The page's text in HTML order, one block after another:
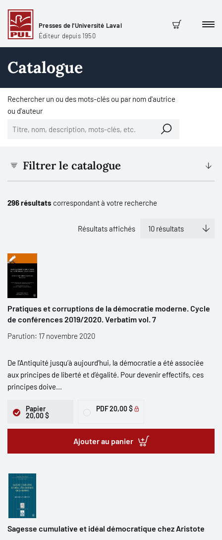
Presses de l'Université Laval
Éditeur depuis 1950
Panier
Catalogue
Rechercher un ou des mots-clés ou par nom d'autrice
ou d'auteur
Filtrer le catalogue
296 résultats correspondant à votre recherche
Résultats affichés
Pratiques et corruptions de la démocratie moderne. Cycle
de conférences 2019/2020. Verbatim vol. 7
Parution: 17 novembre 2020
De l’Antiquité jusqu’à aujourd’hui, la démocratie a été associée
aux principes de liberté et d’égalité. Pour devenir effectifs, ces
principes doive...
Papier
20,00 $
PDF20,00 $
Ajouter au panier
Sagesse cumulative et idéal démocratique chez Aristote